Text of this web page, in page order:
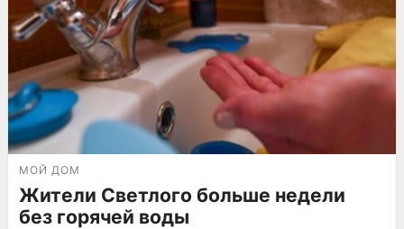
МОЙ ДОМ
Жители Светлого больше недели
без горячей воды